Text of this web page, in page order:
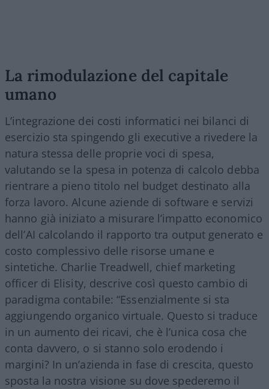
La rimodulazione del capitale
umano
L’integrazione dei costi informatici nei bilanci di
esercizio sta spingendo gli executive a rivedere la
natura stessa delle proprie voci di spesa,
valutando se la spesa in potenza di calcolo debba
rientrare a pieno titolo nel budget destinato alla
forza lavoro. Alcune aziende di software e servizi
hanno già iniziato a misurare l’impatto economico
dell’AI calcolando il rapporto tra output generato e
costo complessivo delle risorse umane e
sintetiche. Charlie Treadwell, chief marketing
officer di Elisity, descrive così questo cambio di
paradigma contabile: “Essenzialmente si sta
aggiungendo organico virtuale. Questo si traduce
in un aumento dei ricavi, che è l’unica cosa che
conta davvero, o si stanno solo erodendo i
margini? In un’azienda in fase di crescita, questo
sposta la nostra visione su dove spederemo il